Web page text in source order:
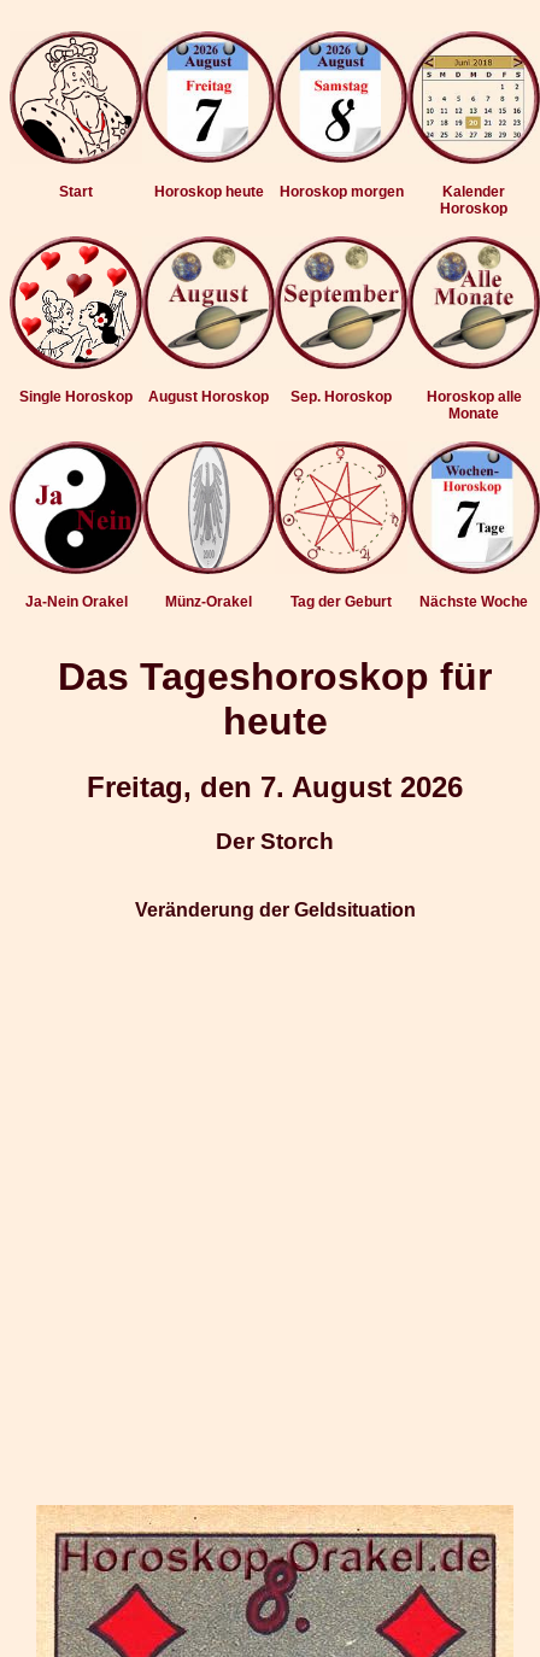
Start Horoskop heute Horoskop morgen
Kalender
Horoskop
Single Horoskop August Horoskop Sep. Horoskop
Horoskop alle
Monate
Ja-Nein Orakel Münz-Orakel Tag der Geburt Nächste Woche
Das Tageshoroskop für
heute
Freitag, den 7. August 2026
Der Storch
Veränderung der Geldsituation